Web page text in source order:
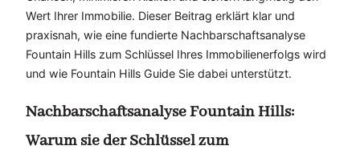
Wert Ihrer Immobilie. Dieser Beitrag erklärt klar und
praxisnah, wie eine fundierte Nachbarschaftsanalyse
Fountain Hills zum Schlüssel Ihres Immobilienerfolgs wird
und wie Fountain Hills Guide Sie dabei unterstützt.
Nachbarschaftsanalyse Fountain Hills:
Warum sie der Schlüssel zum